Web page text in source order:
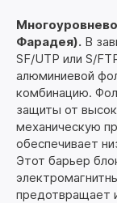
Фарадея). В
SF/UTP или S/
алюминиевой
комбинацию.
защиты от
механическую
обеспечивает
Этот барьер
предотвращает